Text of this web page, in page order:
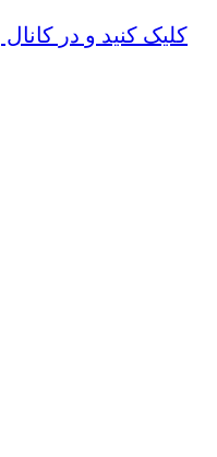
کلیک کنید و در